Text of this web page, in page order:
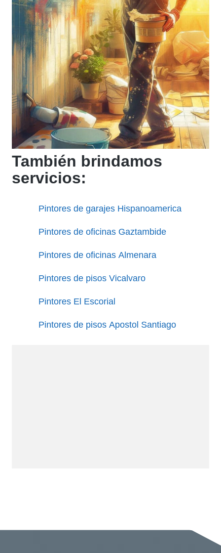
También brindamos
servicios:
Pintores de garajes Hispanoamerica
Pintores de oficinas Gaztambide
Pintores de oficinas Almenara
Pintores de pisos Vicalvaro
Pintores El Escorial
Pintores de pisos Apostol Santiago